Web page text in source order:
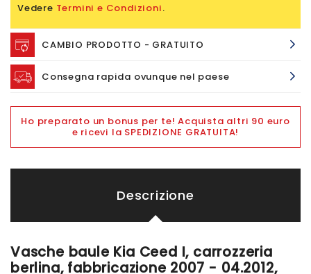
Vedere Termini e Condizioni.
CAMBIO PRODOTTO - GRATUITO
Consegna rapida ovunque nel paese
Ho preparato un bonus per te! Acquista altri 90 euro
e ricevi la SPEDIZIONE GRATUITA!
Descrizione
Vasche baule Kia Ceed I, carrozzeria
berlina, fabbricazione 2007 - 04.2012,